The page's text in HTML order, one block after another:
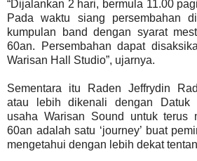
“Dijalankan 2 hari, bermula 11.00
Pada waktu siang persembahan
kumpulan band dengan syarat
60an. Persembahan dapat
Warisan Hall Studio”, ujarnya.
Sementara itu Raden Jeffrydin
atau lebih dikenali dengan Datuk
usaha Warisan Sound untuk terus
60an adalah satu ‘journey’ buat
mengetahui dengan lebih dekat